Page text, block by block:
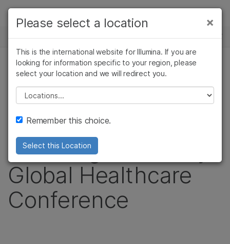
Skip to content
솔루션
학습
회사
지원
추천 링크
뉴스 센터
보도 자료
Illumina to Webcast
Live Presentation at
the Morgan Stanley
Global Healthcare
Conference
×
Please select a location
This is the international website for Illumina. If you are
looking for information specific to your region, please
select your location and we will redirect you.
Please select a location
Remember this choice.
Select this Location
×
암 연구
미생물학 연구
농업유전체학 연구
복합 질환 연구
임상 종양학 연구
생식 보건 연구
연구